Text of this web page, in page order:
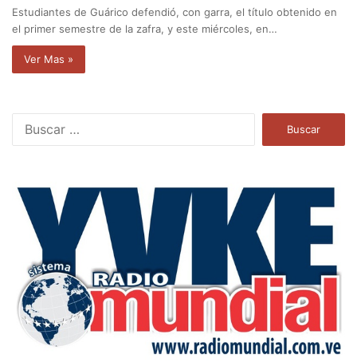
Estudiantes de Guárico defendió, con garra, el título obtenido en
el primer semestre de la zafra, y este miércoles, en…
Ver Mas »
a